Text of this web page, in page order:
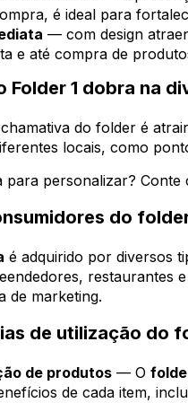
é ideal para
— com design
e até compra de
Folder 1 dobra na
do folder é
locais, como
para personalizar? Conte
do
é adquirido por diversos
restaurantes
de marketing.
de utilização do
de produtos — O
de cada item,